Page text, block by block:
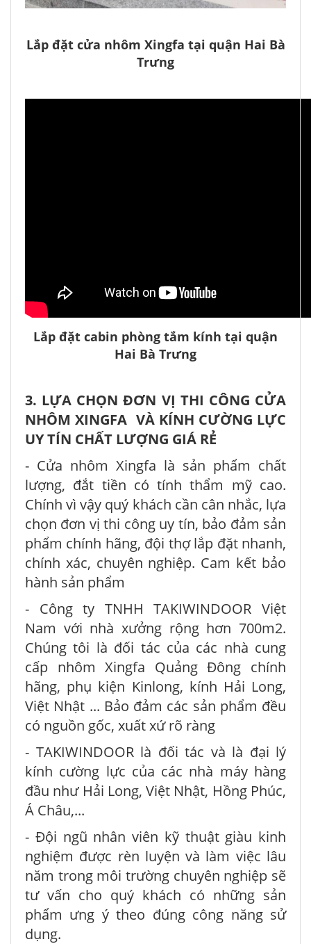
Lắp đặt cửa nhôm Xingfa tại quận Hai Bà
Trưng
Lắp đặt cabin phòng tắm kính tại quận
Hai Bà Trưng
3. LỰA CHỌN ĐƠN VỊ THI CÔNG CỬA
NHÔM XINGFA VÀ KÍNH CƯỜNG LỰC
UY TÍN CHẤT LƯỢNG GIÁ RẺ
- Cửa nhôm Xingfa là sản phẩm chất
lượng, đắt tiền có tính thẩm mỹ cao.
Chính vì vậy quý khách cần cân nhắc, lựa
chọn đơn vị thi công uy tín, bảo đảm sản
phẩm chính hãng, đội thợ lắp đặt nhanh,
chính xác, chuyên nghiệp. Cam kết bảo
hành sản phẩm
- Công ty TNHH TAKIWINDOOR Việt
Nam với nhà xưởng rộng hơn 700m2.
Chúng tôi là đối tác của các nhà cung
cấp nhôm Xingfa Quảng Đông chính
hãng, phụ kiện Kinlong, kính Hải Long,
Việt Nhật ... Bảo đảm các sản phẩm đều
có nguồn gốc, xuất xứ rõ ràng
- TAKIWINDOOR là đối tác và là đại lý
kính cường lực của các nhà máy hàng
đầu như Hải Long, Việt Nhật, Hồng Phúc,
Á Châu,...
- Đội ngũ nhân viên kỹ thuật giàu kinh
nghiệm được rèn luyện và làm việc lâu
năm trong môi trường chuyên nghiệp sẽ
tư vấn cho quý khách có những sản
phẩm ưng ý theo đúng công năng sử
dụng.